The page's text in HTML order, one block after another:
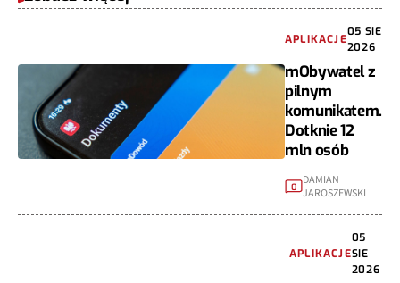
APLIKACJE
05 SIE
2026
mObywatel z
pilnym
komunikatem.
Dotknie 12
mln osób
0
DAMIAN
JAROSZEWSKI
APLIKACJE
05
SIE
2026